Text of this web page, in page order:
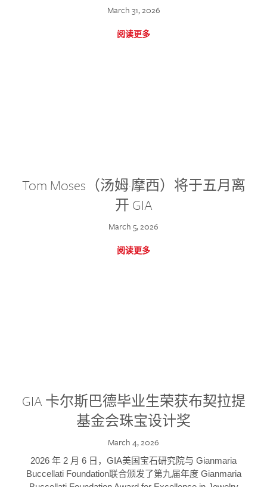
March 31, 2026
阅读更多
Tom Moses（汤姆·摩西）将于五月离
开 GIA
March 5, 2026
阅读更多
GIA 卡尔斯巴德毕业生荣获布契拉提
基金会珠宝设计奖
March 4, 2026
2026 年 2 月 6 日，GIA美国宝石研究院与 Gianmaria
Buccellati Foundation联合颁发了第九届年度 Gianmaria